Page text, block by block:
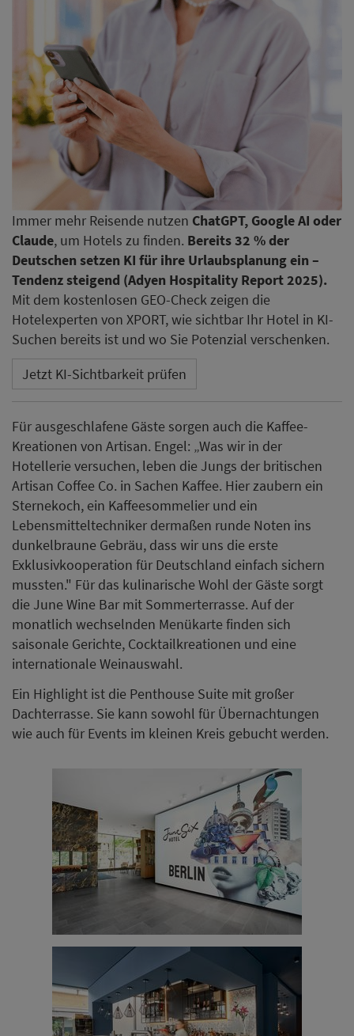
Immer mehr Reisende nutzen ChatGPT, Google AI oder
Claude, um Hotels zu finden. Bereits 32 % der
Deutschen setzen KI für ihre Urlaubsplanung ein –
Tendenz steigend (Adyen Hospitality Report 2025).
Mit dem kostenlosen GEO-Check zeigen die
Hotelexperten von XPORT, wie sichtbar Ihr Hotel in KI-
Suchen bereits ist und wo Sie Potenzial verschenken.
Jetzt KI-Sichtbarkeit prüfen
Für ausgeschlafene Gäste sorgen auch die Kaffee-
Kreationen von Artisan. Engel: „Was wir in der
Hotellerie versuchen, leben die Jungs der britischen
Artisan Coffee Co. in Sachen Kaffee. Hier zaubern ein
Sternekoch, ein Kaffeesommelier und ein
Lebensmitteltechniker dermaßen runde Noten ins
dunkelbraune Gebräu, dass wir uns die erste
Exklusivkooperation für Deutschland einfach sichern
mussten." Für das kulinarische Wohl der Gäste sorgt
die June Wine Bar mit Sommerterrasse. Auf der
monatlich wechselnden Menükarte finden sich
saisonale Gerichte, Cocktailkreationen und eine
internationale Weinauswahl.
Ein Highlight ist die Penthouse Suite mit großer
Dachterrasse. Sie kann sowohl für Übernachtungen
wie auch für Events im kleinen Kreis gebucht werden.